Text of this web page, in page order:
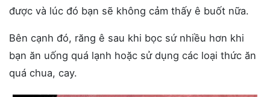
được và lúc đó bạn sẽ không cảm thấy ê buốt nữa.
Bên cạnh đó, răng ê sau khi bọc sứ nhiều hơn khi
bạn ăn uống quá lạnh hoặc sử dụng các loại thức ăn
quá chua, cay.